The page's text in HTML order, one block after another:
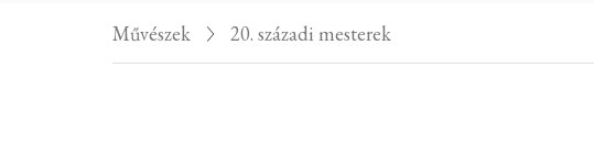
Művészek 20. századi mesterek